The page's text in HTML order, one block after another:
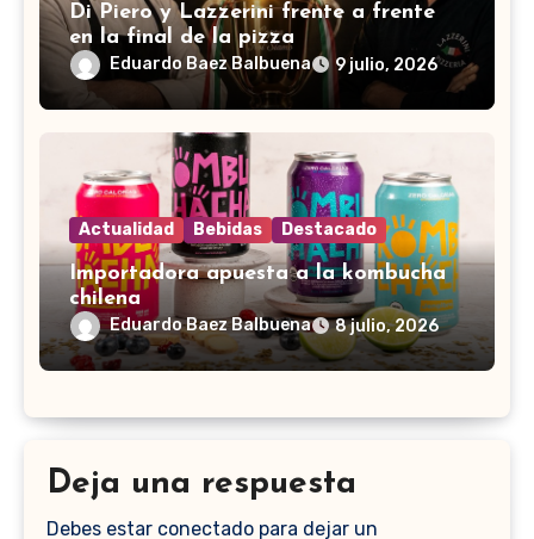
Di Piero y Lazzerini frente a frente
en la final de la pizza
Eduardo Baez Balbuena 9 julio, 2026
Actualidad Bebidas Destacado
Importadora apuesta a la kombucha
chilena
Eduardo Baez Balbuena 8 julio, 2026
Deja una respuesta
Debes estar conectado para dejar un